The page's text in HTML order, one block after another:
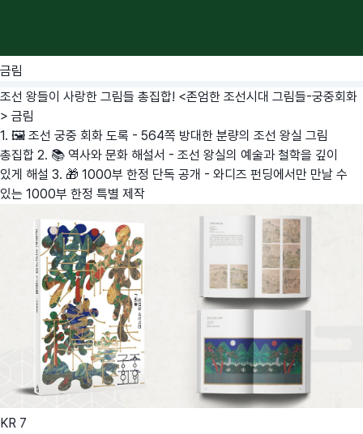
금림
조선 왕들이 사랑한 그림들 총집합! <존엄한 조선시대 그림들-궁중회화
> 금림
1. 🖼️ 조선 궁중 회화 도록 - 564쪽 방대한 분량의 조선 왕실 그림
총집합 2. 📚 역사와 문화 해설서 - 조선 왕실의 예술과 철학을 깊이
있게 해설 3. 🎁 1000부 한정 단독 공개 - 와디즈 펀딩에서만 만날 수
있는 1000부 한정 특별 제작
KR 7